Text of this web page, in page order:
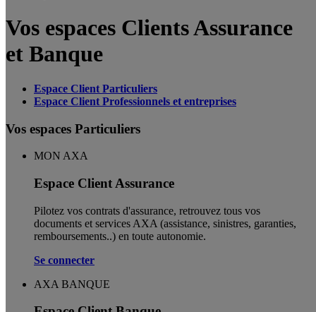
Vos espaces Clients Assurance
et Banque
Espace Client Particuliers
Espace Client Professionnels et entreprises
Vos espaces Particuliers
MON AXA
Espace Client Assurance
Pilotez vos contrats d'assurance, retrouvez tous vos
documents et services AXA (assistance, sinistres, garanties,
remboursements..) en toute autonomie. ​
Se connecter
AXA BANQUE